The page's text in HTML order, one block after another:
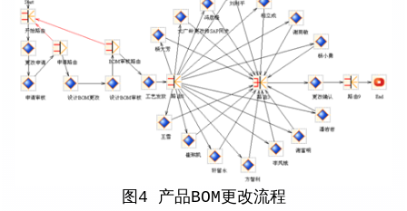
图4 产品BOM更改流程